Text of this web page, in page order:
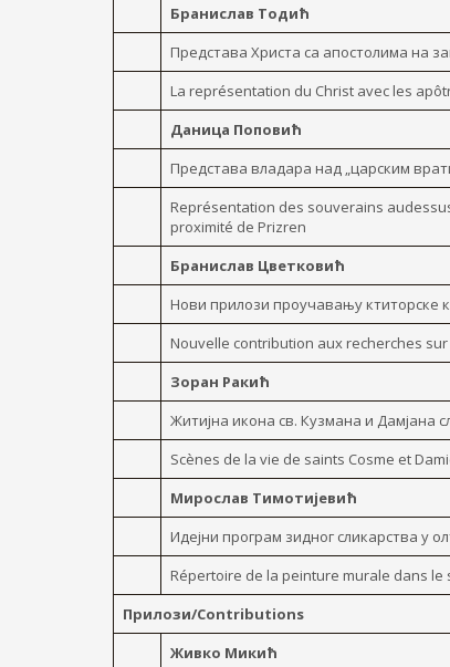
Бранислав Тодић
Представа Христа са апостолима на
La représentation du Christ avec les
Даница Поповић
Представа владара над „царским
Représentation des souverains
proximité de Prizren
Бранислав Цветковић
Нови прилози проучавању ктиторске
Nouvelle contribution aux recherches
Зоран Ракић
Житијна икона св. Кузмана и Дамјана
Scènes de la vie de saints Cosme et
Мирослав Тимотијевић
Идејни програм зидног сликарства y
Répertoire de la peinture murale dans
Прилози/Contributions
Живко Микић